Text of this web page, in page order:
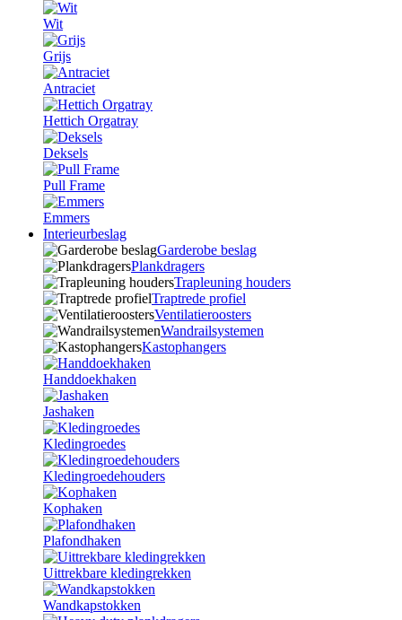
Wit
Grijs
Antraciet
Hettich Orgatray
Deksels
Pull Frame
Emmers
Interieurbeslag
Garderobe beslag
Plankdragers
Trapleuning houders
Traptrede profiel
Ventilatieroosters
Wandrailsystemen
Kastophangers
Handdoekhaken
Jashaken
Kledingroedes
Kledingroedehouders
Kophaken
Plafondhaken
Uittrekbare kledingrekken
Wandkapstokken